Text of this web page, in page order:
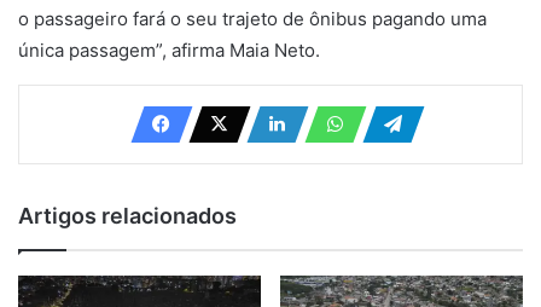
o passageiro fará o seu trajeto de ônibus pagando uma
única passagem”, afirma Maia Neto.
Artigos relacionados